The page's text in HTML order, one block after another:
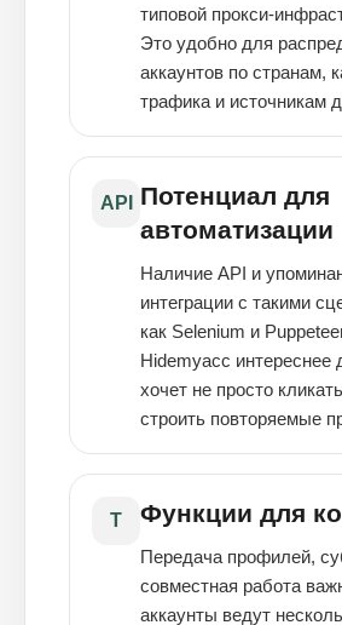
типовой прокси-
Это удобно для
аккаунтов по странам,
трафика и источникам
API
Потенциал для
автоматизации
Наличие API и
интеграции с такими
как Selenium и
Hidemyacc интереснее
хочет не просто
строить повторяемые
T Функции для
Передача профилей,
совместная работа
аккаунты ведут